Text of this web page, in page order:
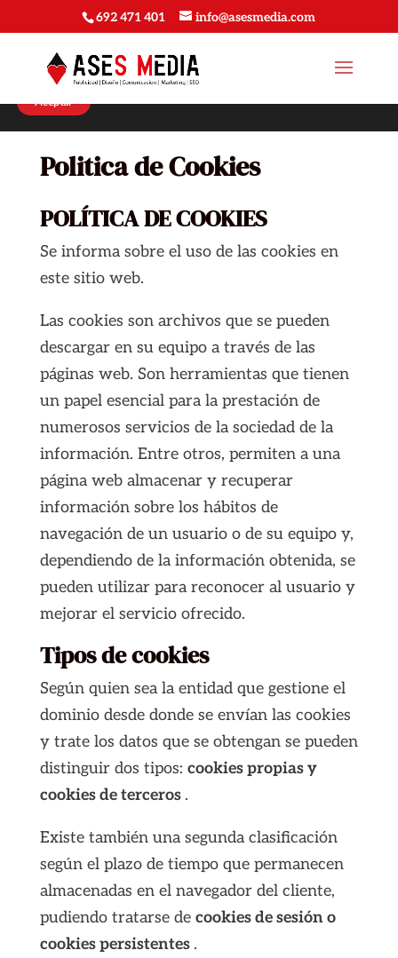
692 471 401 info@asesmedia.com
Politica de Cookies
POLÍTICA DE COOKIES
Se informa sobre el uso de las cookies en
este sitio web.
Las cookies son archivos que se pueden
descargar en su equipo a través de las
páginas web. Son herramientas que tienen
un papel esencial para la prestación de
numerosos servicios de la sociedad de la
información. Entre otros, permiten a una
página web almacenar y recuperar
información sobre los hábitos de
navegación de un usuario o de su equipo y,
dependiendo de la información obtenida, se
pueden utilizar para reconocer al usuario y
mejorar el servicio ofrecido.
Tipos de cookies
Según quien sea la entidad que gestione el
dominio desde donde se envían las cookies
y trate los datos que se obtengan se pueden
distinguir dos tipos: cookies propias y
cookies de terceros .
Existe también una segunda clasificación
según el plazo de tiempo que permanecen
almacenadas en el navegador del cliente,
pudiendo tratarse de cookies de sesión o
cookies persistentes .
Utilizamos cookies para ofrecerte la mejor experiencia en
nuestra web.
Puedes aprender más sobre qué cookies utilizamos o
desactivarlas en los
ajustes.
Aceptar